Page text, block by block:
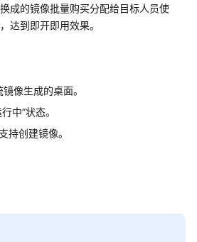
成的镜像批量购买分配给目标人员使
达到即开即用效果。
像生成的桌面。
中”状态。
持创建镜像。